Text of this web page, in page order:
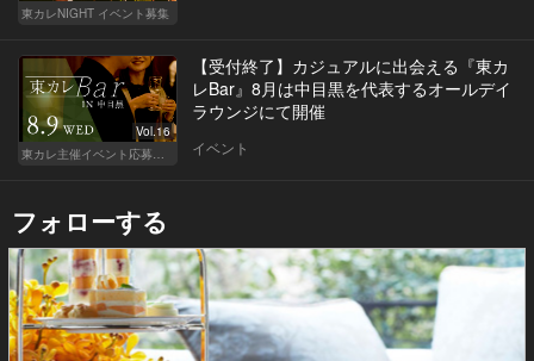
東カレNIGHT イベント募集
Vol.16
【受付終了】カジュアルに出会える『東カ
レBar』8月は中目黒を代表するオールデイ
ラウンジにて開催
イベント
フォローする